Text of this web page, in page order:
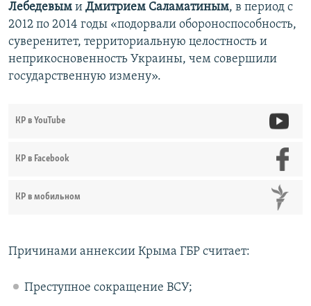
Лебедевым и Дмитрием Саламатиным, в период с
2012 по 2014 годы «подорвали обороноспособность,
суверенитет, территориальную целостность и
неприкосновенность Украины, чем совершили
государственную измену».
КР в YouTube
КР в Facebook
КР в мобильном
Причинами аннексии Крыма ГБР считает:
Преступное сокращение ВСУ;